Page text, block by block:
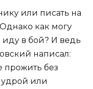
или писать на
как могу
иду в бой? И ведь
написал:
прожить без
или